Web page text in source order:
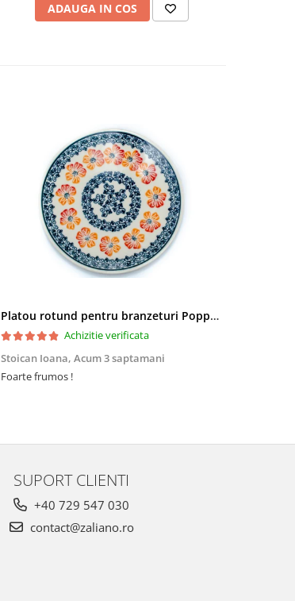
ADAUGA IN COS
Platou rotund pentru branzeturi Poppy Rain, ceramica smaltuita, pictat manual, 16,1 cm
Achizitie verificata
Stoican Ioana, Acum 3 saptamani
Foarte frumos !
SUPORT CLIENTI
+40 729 547 030
contact@zaliano.ro